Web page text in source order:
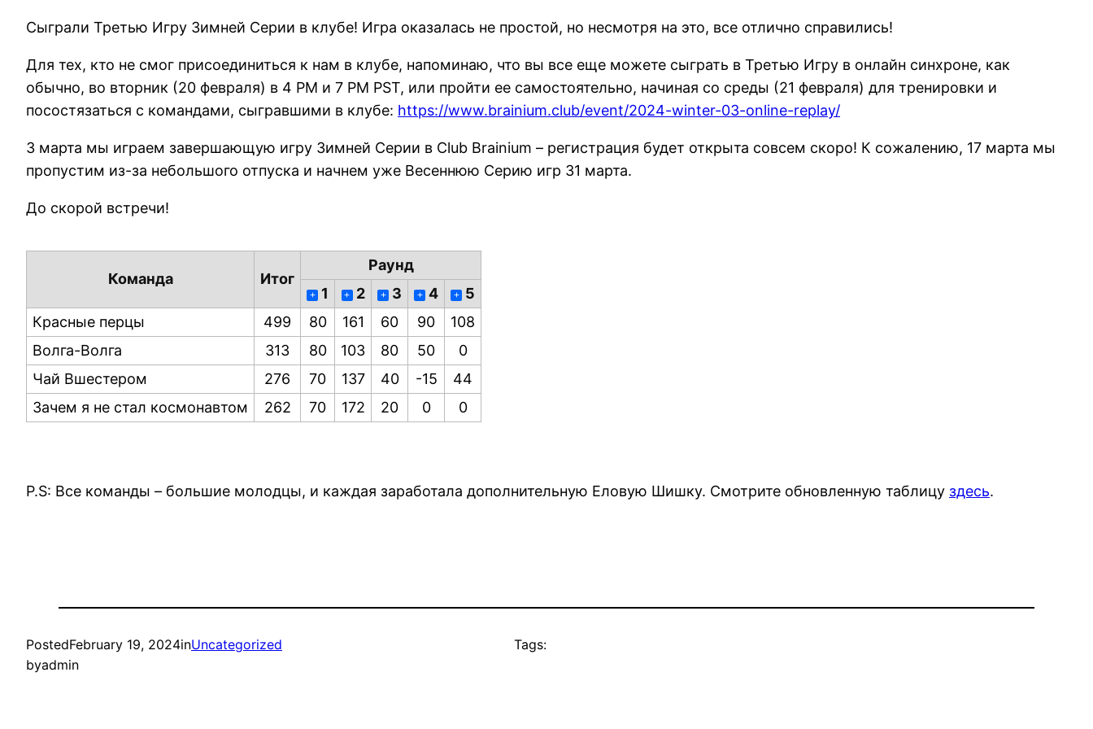
Сыграли Третью Игру Зимней Серии в клубе! Игра оказалась не простой, но несмотря на это, все отлично справились!
Для тех, кто не смог присоединиться к нам в клубе, напоминаю, что вы все еще можете сыграть в Третью Игру в онлайн синхроне, как
обычно, во вторник (20 февраля) в 4 PM и 7 PM PST, или пройти ее самостоятельно, начиная со среды (21 февраля) для тренировки и
посостязаться с командами, сыгравшими в клубе: https://www.brainium.club/event/2024-winter-03-online-replay/
3 марта мы играем завершающую игру Зимней Серии в Club Brainium – регистрация будет открыта совсем скоро! К сожалению, 17 марта мы
пропустим из-за небольшого отпуска и начнем уже Весеннюю Серию игр 31 марта.
До скорой встречи!
Команда Итог
Раунд
+ 1 + 2 + 3 + 4 +
5
Красные перцы
499 80 161 60 90
108
Волга-Волга
313 80 103 80 50
0
Чай Вшестером
276 70 137 40 -15
44
Зачем я не стал космонавтом
262 70 172 20 0 0
P.S: Все команды – большие молодцы, и каждая заработала дополнительную Еловую Шишку. Смотрите обновленную таблицу здесь.
PostedFebruary 19, 2024inUncategorized
byadmin
Tags: